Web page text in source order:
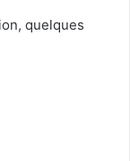
quelques